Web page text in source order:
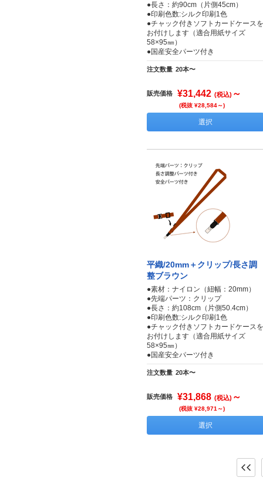
●長さ：約90cm（片側45cm）
●印刷色数:シルク印刷1色
●チャック付きソフトカードケースを
お付けします（適合用紙サイズ
58×95㎜）
●国産安全パーツ付き
注文数量 20本〜
販売価格 ¥31,442 (税込) ～
(税抜 ¥28,584～)
選択
平織/20mm＋クリップ/長さ調
整ブラウン
●素材：ナイロン（紐幅：20mm）
●先端パーツ：クリップ
●長さ：約108cm（片側50.4cm）
●印刷色数:シルク印刷1色
●チャック付きソフトカードケースを
お付けします（適合用紙サイズ
58×95㎜）
●国産安全パーツ付き
注文数量 20本〜
販売価格 ¥31,868 (税込) ～
(税抜 ¥28,971～)
選択